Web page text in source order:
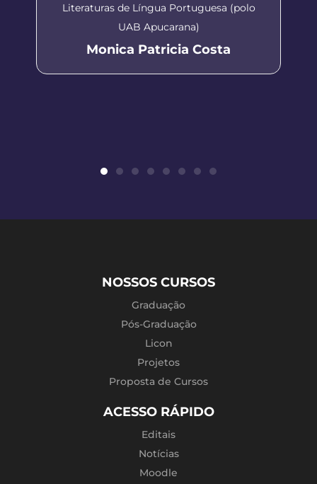
Literaturas de Língua Portuguesa (polo
UAB Apucarana)
Monica Patricia Costa
NOSSOS CURSOS
Graduação
Pós-Graduação
Licon
Projetos
Proposta de Cursos
ACESSO RÁPIDO
Editais
Notícias
Moodle